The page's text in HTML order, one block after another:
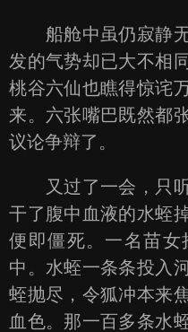
船舱中虽仍寂静无
发的气势却已大不相
桃谷六仙也瞧得惊诧
来。六张嘴巴既然都
议论争辩了。
又过了一会，只听
干了腹中血液的水蛭
便即僵死。一名苗
中。水蛭一条条投入
蛭抛尽，令狐冲本来
血色。那一百多条水